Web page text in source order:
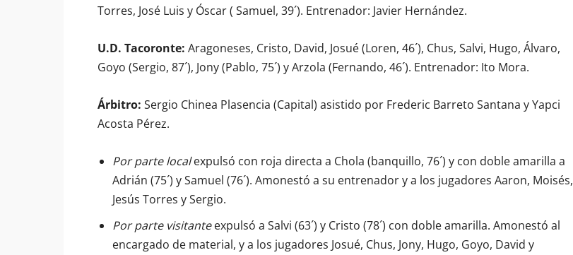
Torres, José Luis y Óscar ( Samuel, 39´). Entrenador: Javier Hernández.
U.D. Tacoronte: Aragoneses, Cristo, David, Josué (Loren, 46´), Chus, Salvi, Hugo, Álvaro,
Goyo (Sergio, 87´), Jony (Pablo, 75´) y Arzola (Fernando, 46´). Entrenador: Ito Mora.
Árbitro: Sergio Chinea Plasencia (Capital) asistido por Frederic Barreto Santana y Yapci
Acosta Pérez.
Por parte localexpulsó con roja directa a Chola (banquillo, 76´) y con doble amarilla a
Adrián (75´) y Samuel (76´). Amonestó a su entrenador y a los jugadores Aaron, Moisés,
Jesús Torres y Sergio.
Por parte visitanteexpulsó a Salvi (63´) y Cristo (78´) con doble amarilla. Amonestó al
encargado de material, y a los jugadores Josué, Chus, Jony, Hugo, Goyo, David y